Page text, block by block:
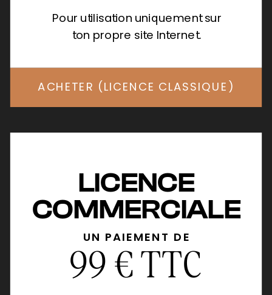
Pour utilisation uniquement sur
ton propre site Internet.
ACHETER (LICENCE CLASSIQUE)
99 € TTC
UN PAIEMENT DE
LICENCE
COMMERCIALE